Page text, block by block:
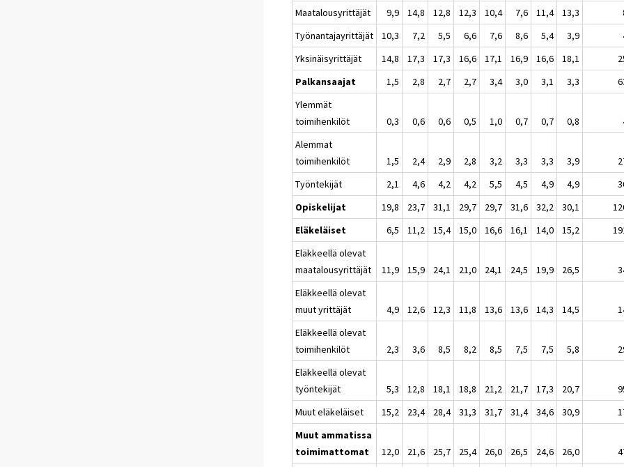
Maatalousyrittäjät
9,9 14,8 12,8 12,3 10,4 7,6 11,4 13,3
Työnantajayrittäjät
10,3 7,2 5,5 6,6 7,6 8,6 5,4 3,9
Yksinäisyrittäjät
14,8 17,3 17,3 16,6 17,1 16,9 16,6 18,1
Palkansaajat
1,5 2,8 2,7 2,7 3,4 3,0 3,1 3,3
Ylemmät
toimihenkilöt
0,3 0,6 0,6 0,5 1,0 0,7 0,7 0,8
Alemmat
toimihenkilöt
1,5 2,4 2,9 2,8 3,2 3,3 3,3 3,9
Työntekijät
2,1 4,6 4,2 4,2 5,5 4,5 4,9 4,9
Opiskelijat
19,8 23,7 31,1 29,7 29,7 31,6 32,2 30,1
Eläkeläiset
6,5 11,2 15,4 15,0 16,6 16,1 14,0 15,2
Eläkkeellä olevat
maatalousyrittäjät
11,9 15,9 24,1 21,0 24,1 24,5 19,9 26,5
Eläkkeellä olevat
muut yrittäjät
4,9 12,6 12,3 11,8 13,6 13,6 14,3 14,5
Eläkkeellä olevat
toimihenkilöt
2,3 3,6 8,5 8,2 8,5 7,5 7,5 5,8
Eläkkeellä olevat
työntekijät
5,3 12,8 18,1 18,8 21,2 21,7 17,3 20,7
Muut eläkeläiset
15,2 23,4 28,4 31,3 31,7 31,4 34,6 30,9
Muut ammatissa
toimimattomat
12,0 21,6 25,7 25,4 26,0 26,5 24,6 26,0